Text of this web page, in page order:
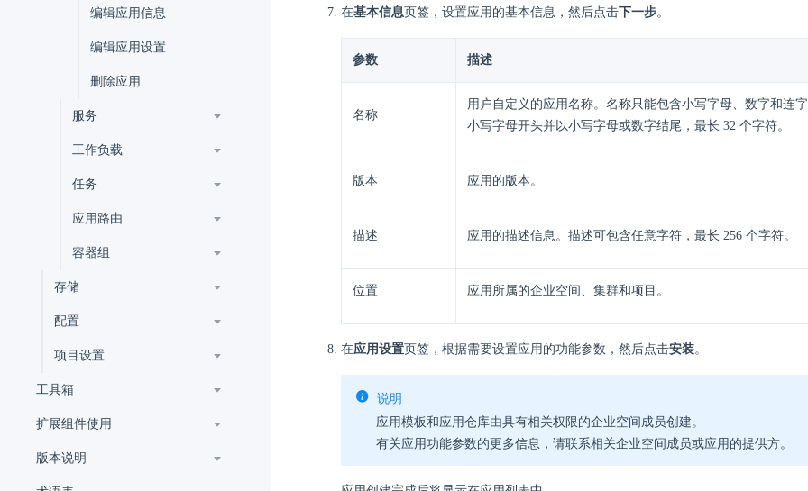
编辑应用信息
编辑应用设置
删除应用
服务
工作负载
任务
应用路由
容器组
存储
配置
项目设置
工具箱
扩展组件使用
版本说明
在基本信息页签，设置应用的基本信息，然后点击下一步。
参数 描述
名称
用户自定义的应用名称。名称只能包含小写字母、数字和连
小写字母开头并以小写字母或数字结尾，最长 32 个字符。
版本 应用的版本。
描述 应用的描述信息。描述可包含任意字符，最长 256 个字符。
位置 应用所属的企业空间、集群和项目。
在应用设置页签，根据需要设置应用的功能参数，然后点击安装。
说明
应用模板和应用仓库由具有相关权限的企业空间成员创建。
有关应用功能参数的更多信息，请联系相关企业空间成员或应用的提供方。